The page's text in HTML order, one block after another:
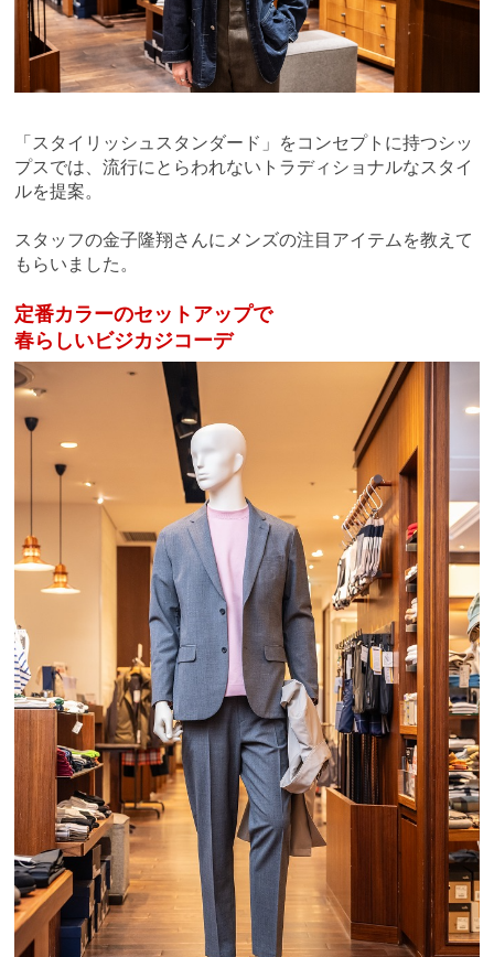
「スタイリッシュスタンダード」をコンセプトに持つシッ
プスでは、流行にとらわれないトラディショナルなスタイ
ルを提案。
スタッフの金子隆翔さんにメンズの注目アイテムを教えて
もらいました。
定番カラーのセットアップで
春らしいビジカジコーデ